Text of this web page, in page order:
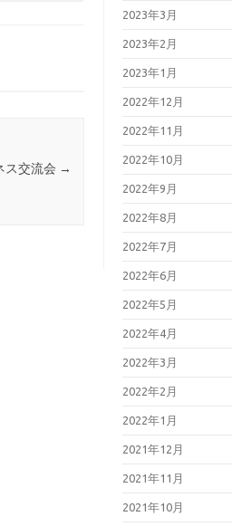
ス交流会 →
2023年3月
2023年2月
2023年1月
2022年12月
2022年11月
2022年10月
2022年9月
2022年8月
2022年7月
2022年6月
2022年5月
2022年4月
2022年3月
2022年2月
2022年1月
2021年12月
2021年11月
2021年10月